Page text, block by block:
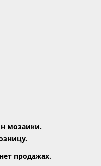
мозаики.
продажах.